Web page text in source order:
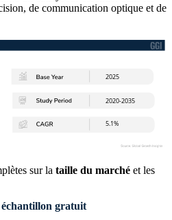
de communication optique et de
sur la taille du marché et les
gratuit